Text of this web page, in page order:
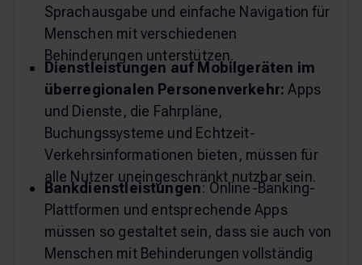
Sprachausgabe und einfache Navigation für
Menschen mit verschiedenen
Behinderungen unterstützen.
Dienstleistungen auf Mobilgeräten im
überregionalen Personenverkehr: Apps
und Dienste, die Fahrpläne,
Buchungssysteme und Echtzeit-
Verkehrsinformationen bieten, müssen für
alle Nutzer uneingeschränkt nutzbar sein.
Bankdienstleistungen: Online-Banking-
Plattformen und entsprechende Apps
müssen so gestaltet sein, dass sie auch von
Menschen mit Behinderungen vollständig